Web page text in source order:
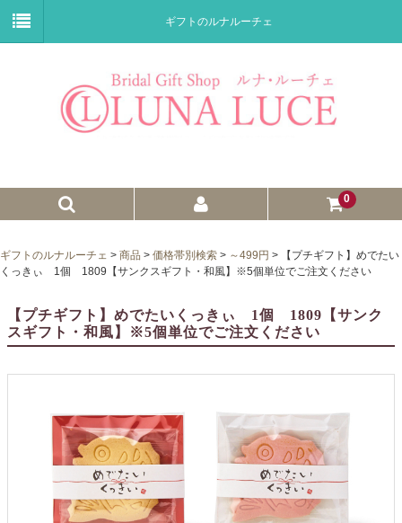
ギフトのルナルーチェ
0
プチギフト
ウェイトドール
子育て卒業証書
クロックギフト
ペーパーアイテム
ギフトのルナルーチェ > 商品 > 価格帯別検索 > ～499円 >
【プチギフト】めでたい
くっきぃ 1個 1809【サンクスギフト・和風】※5個単位でご注文ください
【プチギフト】めでたいくっきぃ 1個 1809【サンク
スギフト・和風】※5個単位でご注文ください